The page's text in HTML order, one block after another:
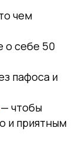
чем
о себе 50
пафоса и
— чтобы
и приятным